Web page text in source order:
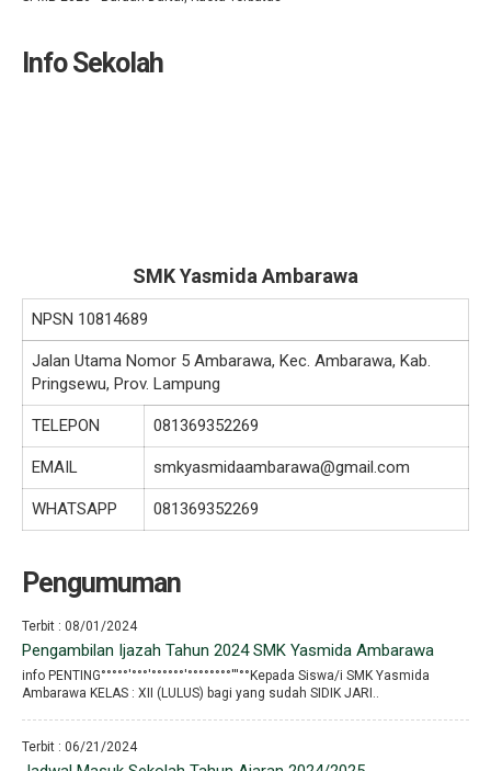
Info Sekolah
SMK Yasmida Ambarawa
NPSN 10814689
Jalan Utama Nomor 5 Ambarawa, Kec. Ambarawa, Kab.
Pringsewu, Prov. Lampung
TELEPON 081369352269
EMAIL smkyasmidaambarawa@gmail.com
WHATSAPP 081369352269
Pengumuman
Terbit : 08/01/2024
Pengambilan Ijazah Tahun 2024 SMK Yasmida Ambarawa
info PENTING°°°°°′°°°′°°°°°°′°°°°°°°°′′′°°Kepada Siswa/i SMK Yasmida
Ambarawa KELAS : XII (LULUS) bagi yang sudah SIDIK JARI..
Terbit : 06/21/2024